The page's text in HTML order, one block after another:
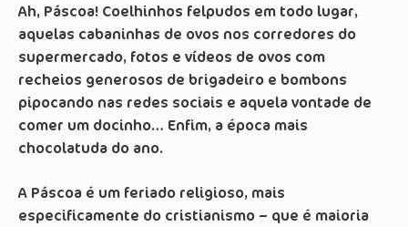
Ah, Páscoa! Coelhinhos felpudos em todo lugar,
aquelas cabaninhas de ovos nos corredores do
supermercado, fotos e vídeos de ovos com
recheios generosos de brigadeiro e bombons
pipocando nas redes sociais e aquela vontade de
comer um docinho… Enfim, a época mais
chocolatuda do ano.
A Páscoa é um feriado religioso, mais
especificamente do cristianismo – que é maioria